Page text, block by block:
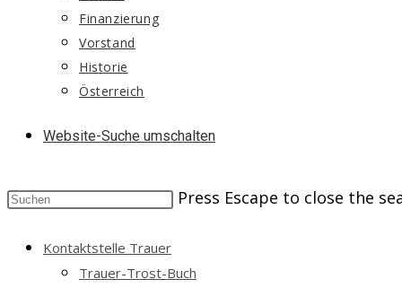
Finanzierung
Vorstand
Historie
Österreich
Website-Suche umschalten
Press Escape to close the
Kontaktstelle Trauer
Trauer-Trost-Buch